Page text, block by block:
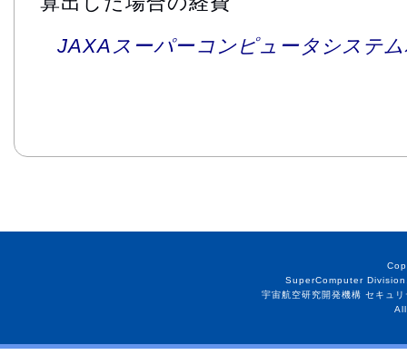
JAXAスーパーコンピュータシステ
SuperComputer
宇宙航空研究開発機構 セキュ